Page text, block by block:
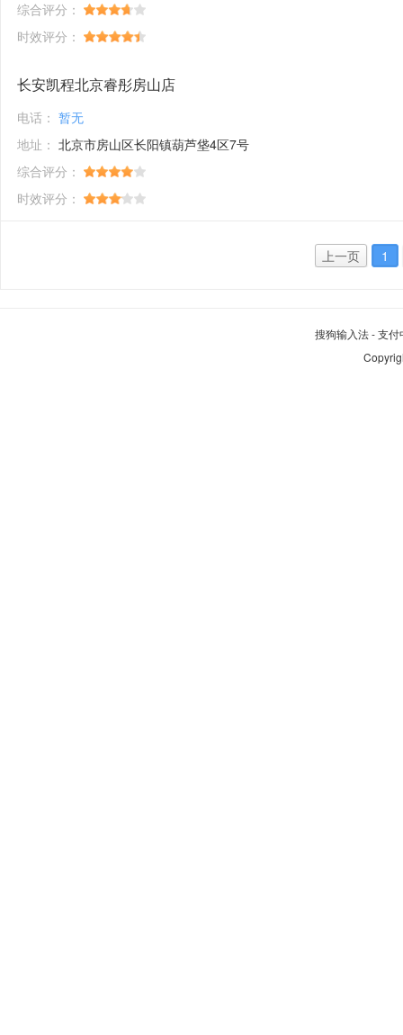
综合评分：
时效评分：
长安凯程北京睿彤房山店
电话： 暂无
地址： 北京市房山区长阳镇葫芦垡4区7号
综合评分：
时效评分：
上一页 1
搜狗输入法-支付